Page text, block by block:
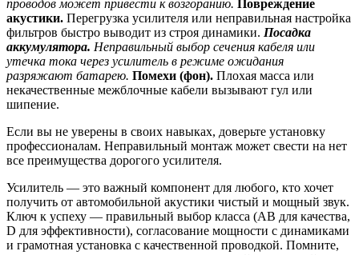
проводов может привести к возгоранию. Повреждение
акустики. Перегрузка усилителя или неправильная настройка
фильтров быстро выводит из строя динамики. Посадка
аккумулятора. Неправильный выбор сечения кабеля или
утечка тока через усилитель в режиме ожидания
разряжают батарею. Помехи (фон). Плохая масса или
некачественные межблочные кабели вызывают гул или
шипение.
Если вы не уверены в своих навыках, доверьте установку
профессионалам. Неправильный монтаж может свести на нет
все преимущества дорогого усилителя.
Усилитель — это важный компонент для любого, кто хочет
получить от автомобильной акустики чистый и мощный звук.
Ключ к успеху — правильный выбор класса (AB для качества,
D для эффективности), согласование мощности с динамиками
и грамотная установка с качественной проводкой. Помните,